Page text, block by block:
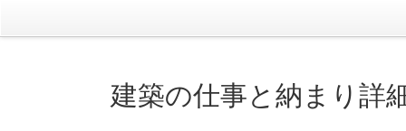
建築の仕事と納まり詳